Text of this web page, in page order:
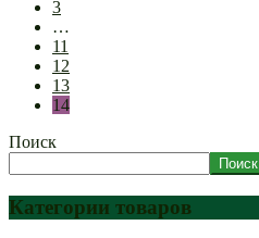
3
…
11
12
13
14
Поиск
Поиск
Категории товаров